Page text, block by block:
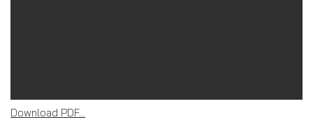
Download PDF...